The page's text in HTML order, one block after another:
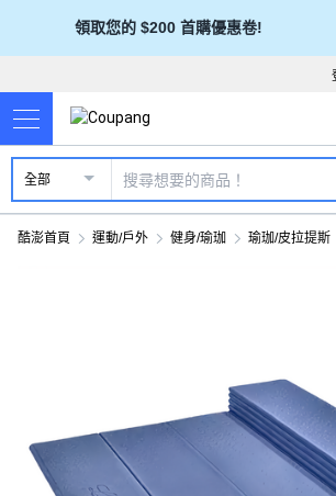
領取您的 $200 首購優惠卷!
全部
酷澎首頁 運動/戶外 健身/瑜珈 瑜珈/皮拉提斯